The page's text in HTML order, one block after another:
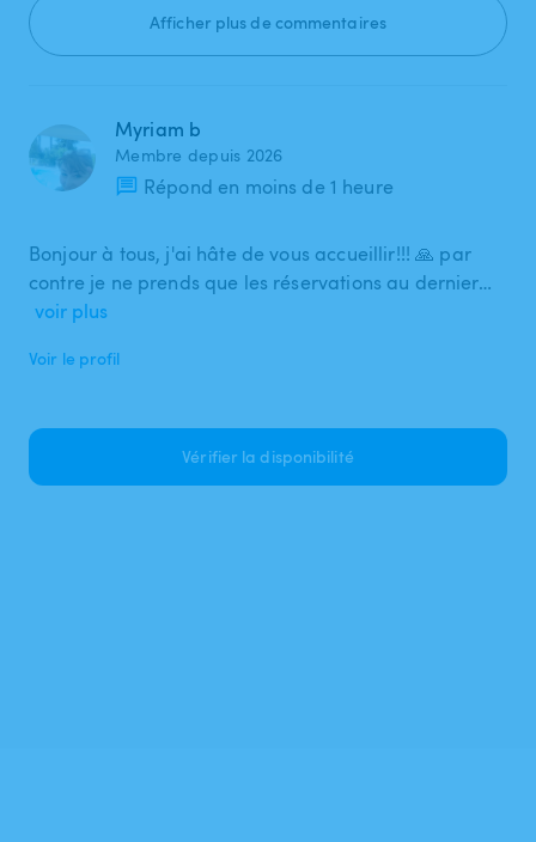
Afficher plus de commentaires
Myriam b
Membre depuis 2026
Répond en moins de 1 heure
Bonjour à tous, j'ai hâte de vous accueillir!!! 🙏 par
contre je ne prends que les réservations au dernier…
voir plus
Voir le profil
Vérifier la disponibilité